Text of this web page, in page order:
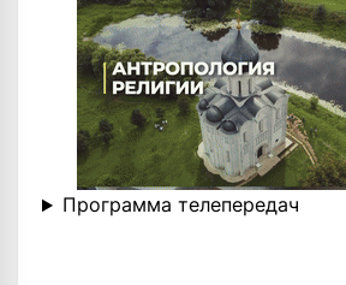
Программа телепередач